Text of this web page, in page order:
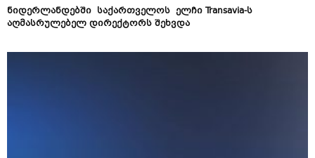
ნიდერლანდებში საქართველოს ელჩი Transavia-ს
აღმასრულებელ დირექტორს შეხვდა